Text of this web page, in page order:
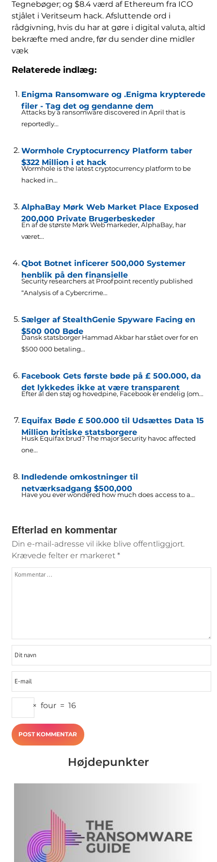
Tegnebøger; og $8.4 værd af Ethereum fra ICO
stjålet i Veritseum hack. Afsluttende ord i
rådgivning, hvis du har at gøre i digital valuta, altid
bekræfte med andre, før du sender dine midler
væk
Relaterede indlæg:
Enigma Ransomware og .Enigma krypterede
filer - Tag det og gendanne dem
Attacks by a ransomware discovered in April that is
reportedly...
Wormhole Cryptocurrency Platform taber
$322 Million i et hack
Wormhole is the latest cryptocurrency platform to be
hacked in...
AlphaBay Mørk Web Market Place Exposed
200,000 Private Brugerbeskeder
En af de største Mørk Web markeder, AlphaBay, har
været...
Qbot Botnet inficerer 500,000 Systemer
henblik på den finansielle
Security researchers at Proofpoint recently published
“Analysis of a Cybercrime...
Sælger af StealthGenie Spyware Facing en
$500 000 Bøde
Dansk statsborger Hammad Akbar har stået over for en
$500 000 betaling...
Facebook Gets første bøde på £ 500.000, da
det lykkedes ikke at være transparent
Efter al den støj og hovedpine, Facebook er endelig (om...
Equifax Bøde £ 500.000 til Udsættes Data 15
Million britiske statsborgere
Husk Equifax brud? The major security havoc affected
one...
Indledende omkostninger til
netværksadgang $500,000
Have you ever wondered how much does access to a...
Efterlad en kommentar
Din e-mail-adresse vil ikke blive offentliggjort.
Krævede felter er markeret *
× four = 16
Højdepunkter